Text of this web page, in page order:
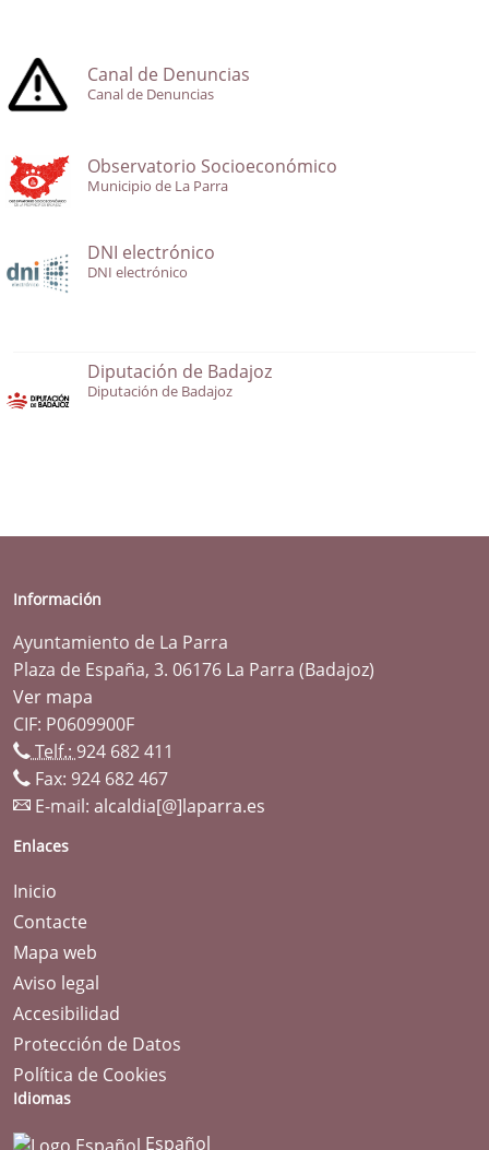
Canal de Denuncias
Canal de Denuncias
Observatorio Socioeconómico
Municipio de La Parra
DNI electrónico
DNI electrónico
Diputación de Badajoz
Diputación de Badajoz
Información
Ayuntamiento de La Parra
Plaza de España, 3. 06176 La Parra (Badajoz)
Ver mapa
CIF: P0609900F
Telf.: 924 682 411
Fax: 924 682 467
E-mail: alcaldia[@]laparra.es
Enlaces
Inicio
Contacte
Mapa web
Aviso legal
Accesibilidad
Protección de Datos
Política de Cookies
Idiomas
Español